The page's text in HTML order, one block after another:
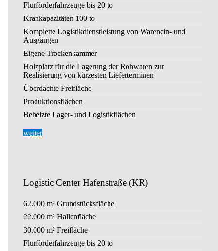
Flurförderfahrzeuge bis 20 to
Krankapazitäten 100 to
Komplette Logistikdienstleistung von Warenein- und
Ausgängen
Eigene Trockenkammer
Holzplatz für die Lagerung der Rohwaren zur
Realisierung von kürzesten Lieferterminen
Überdachte Freifläche
Produktionsflächen
Beheizte Lager- und Logistikflächen
weiter
Logistic Center Hafenstraße (KR)
62.000 m² Grundstücksfläche
22.000 m² Hallenfläche
30.000 m² Freifläche
Flurförderfahrzeuge bis 20 to